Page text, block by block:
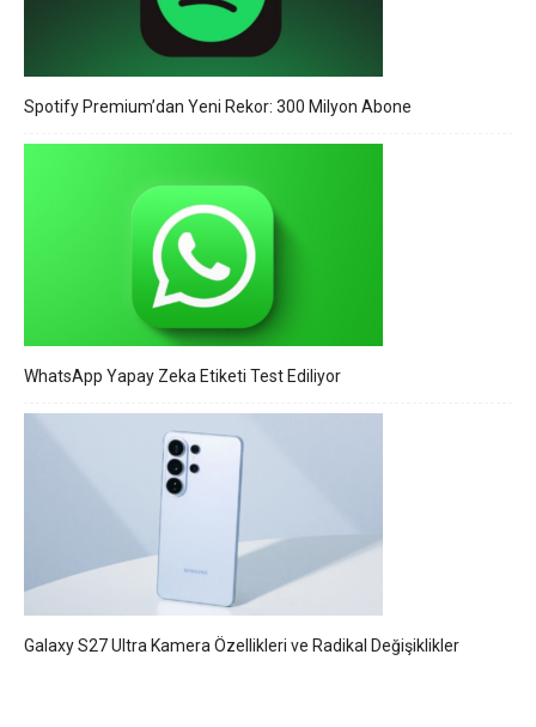
Spotify Premium’dan Yeni Rekor: 300 Milyon Abone
WhatsApp Yapay Zeka Etiketi Test Ediliyor
Galaxy S27 Ultra Kamera Özellikleri ve Radikal Değişiklikler